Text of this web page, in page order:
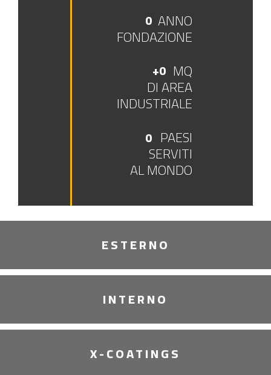
0 ANNO
FONDAZIONE
+0 MQ
DI AREA
INDUSTRIALE
0 PAESI
SERVITI
AL MONDO
ESTERNO
INTERNO
X-COATINGS